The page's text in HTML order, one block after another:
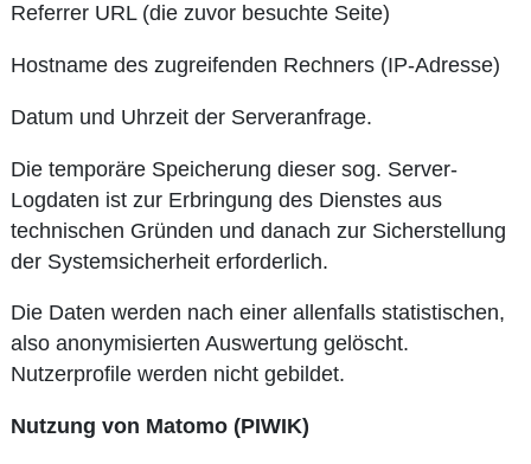
Referrer URL (die zuvor besuchte Seite)
Hostname des zugreifenden Rechners (IP-Adresse)
Datum und Uhrzeit der Serveranfrage.
Die temporäre Speicherung dieser sog. Server-
Logdaten ist zur Erbringung des Dienstes aus
technischen Gründen und danach zur Sicherstellung
der Systemsicherheit erforderlich.
Die Daten werden nach einer allenfalls statistischen,
also anonymisierten Auswertung gelöscht.
Nutzerprofile werden nicht gebildet.
Nutzung von Matomo (PIWIK)